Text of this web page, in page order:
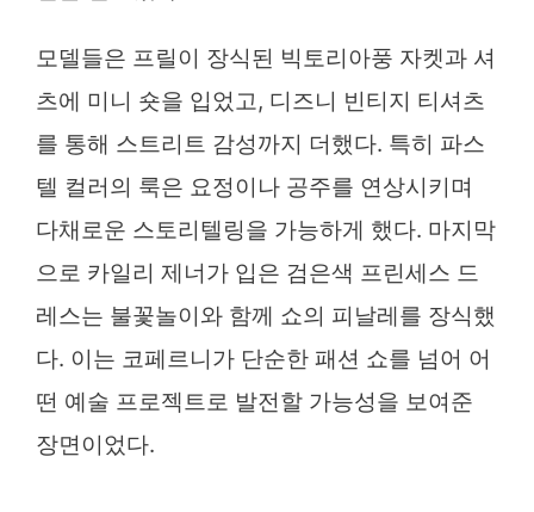
모델들은 프릴이 장식된 빅토리아풍 자켓과 셔
츠에 미니 숏을 입었고, 디즈니 빈티지 티셔츠
를 통해 스트리트 감성까지 더했다. 특히 파스
텔 컬러의 룩은 요정이나 공주를 연상시키며
다채로운 스토리텔링을 가능하게 했다. 마지막
으로 카일리 제너가 입은 검은색 프린세스 드
레스는 불꽃놀이와 함께 쇼의 피날레를 장식했
다. 이는 코페르니가 단순한 패션 쇼를 넘어 어
떤 예술 프로젝트로 발전할 가능성을 보여준
장면이었다.